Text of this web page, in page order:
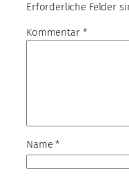
Erforderliche Felder
Kommentar *
Name*